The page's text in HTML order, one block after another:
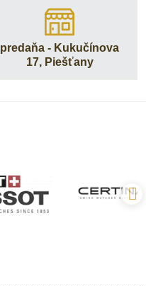
predaňa - Kukučínova
17, Piešťany